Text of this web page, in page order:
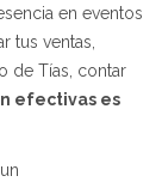
en eventos
tus ventas,
de Tías, contar
efectivas es